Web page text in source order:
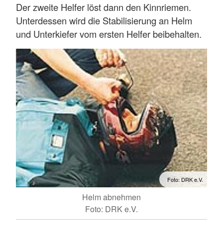
Der zweite Helfer löst dann den Kinnriemen.
Unterdessen wird die Stabilisierung an Helm
und Unterkiefer vom ersten Helfer beibehalten.
Foto: DRK e.V.
Helm abnehmen
Foto: DRK e.V.